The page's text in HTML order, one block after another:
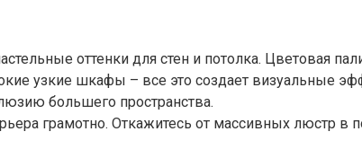
оттенки для стен и потолка. Цветовая
узкие шкафы – все это создает визуальные
большего пространства.
грамотно. Откажитесь от массивных люстр в